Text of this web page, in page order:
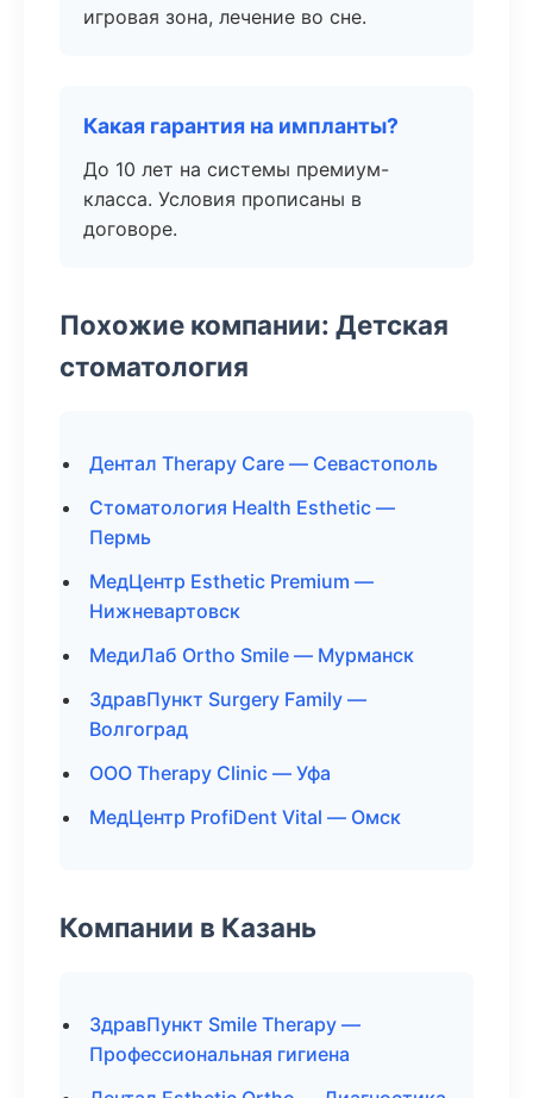
игровая зона, лечение во сне.
Какая гарантия на импланты?
До 10 лет на системы премиум-
класса. Условия прописаны в
договоре.
Похожие компании: Детская
стоматология
Дентал Therapy Care — Севастополь
Стоматология Health Esthetic —
Пермь
МедЦентр Esthetic Premium —
Нижневартовск
МедиЛаб Ortho Smile — Мурманск
ЗдравПункт Surgery Family —
Волгоград
ООО Therapy Clinic — Уфа
МедЦентр ProfiDent Vital — Омск
Компании в Казань
ЗдравПункт Smile Therapy —
Профессиональная гигиена